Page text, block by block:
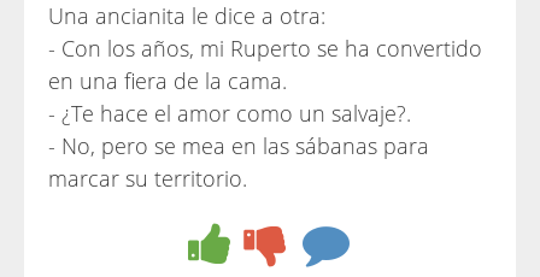
Una ancianita le dice a otra:
- Con los años, mi Ruperto se ha convertido
en una fiera de la cama.
- ¿Te hace el amor como un salvaje?.
- No, pero se mea en las sábanas para
marcar su territorio.